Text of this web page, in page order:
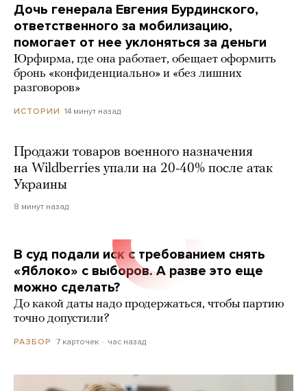
Дочь генерала Евгения Бурдинского,
ответственного за мобилизацию,
помогает от нее уклоняться за деньги
Юрфирма, где она работает, обещает оформить
бронь «конфиденциально» и «без лишних
разговоров»
ИСТОРИИ 14 минут назад
Продажи товаров военного назначения
на Wildberries упали на 20-40% после атак
Украины
8 минут назад
В суд подали иск с требованием снять
«Яблоко» с выборов. А разве это еще
можно сделать?
До какой даты надо продержаться, чтобы партию
точно допустили?
РАЗБОР 7 карточек час назад